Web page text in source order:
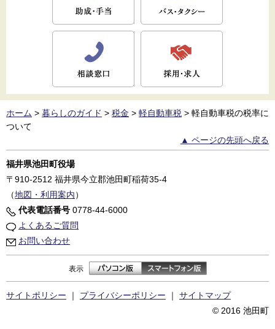
ホーム > 暮らしのガイド > 税金 > 軽自動車税 > 軽自動車税の税率に
ついて
▲ ページの先頭へ戻る
福井県池田町役場
〒910-2512 福井県今立郡池田町稲荷35-4
（地図・利用案内）
代表電話番号 0778-44-6000
よくあるご質問
お問い合わせ
表示
サイトポリシー ｜ プライバシーポリシー ｜ サイトマップ
© 2016 池田町